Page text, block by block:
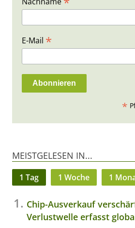
E-Mail *
*
MEISTGELESEN IN...
1 Tag 1 Woche 1
Chip-Ausverkauf
Verlustwelle erfasst